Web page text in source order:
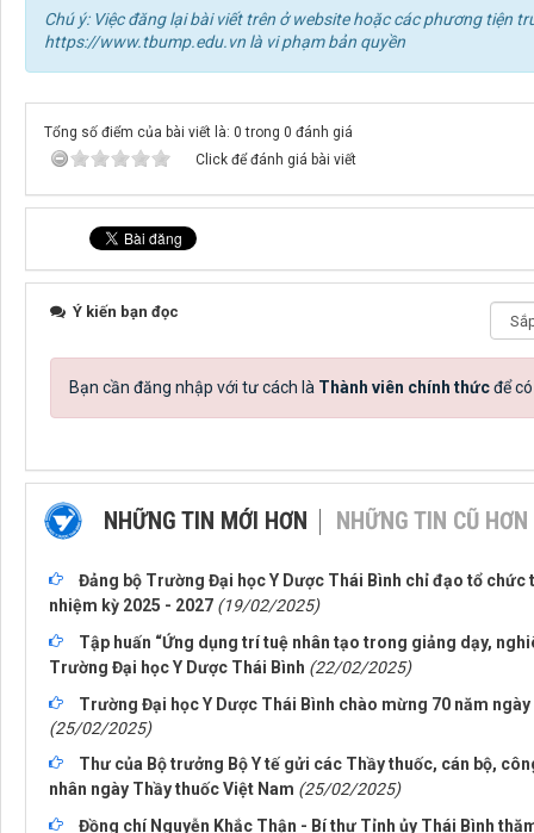
Chú ý: Việc đăng lại bài viết trên ở website hoặc các phương tiện
https://www.tbump.edu.vn là vi phạm bản quyền
Tổng số điểm của bài viết là: 0 trong 0 đánh giá
Click để đánh giá bài viết
Ý kiến bạn đọc
Bạn cần đăng nhập với tư cách là Thành viên chính thứcđể
NHỮNG TIN MỚI HƠN NHỮNG TIN CŨ HƠN
Đảng bộ Trường Đại học Y Dược Thái Bình chỉ đạo tổ
nhiệm kỳ 2025 - 2027 (19/02/2025)
Tập huấn “Ứng dụng trí tuệ nhân tạo trong giảng dạy,
Trường Đại học Y Dược Thái Bình (22/02/2025)
Trường Đại học Y Dược Thái Bình chào mừng 70 năm
(25/02/2025)
Thư của Bộ trưởng Bộ Y tế gửi các Thầy thuốc, cán bộ,
nhân ngày Thầy thuốc Việt Nam (25/02/2025)
Đồng chí Nguyễn Khắc Thận - Bí thư Tỉnh ủy Thái Bình